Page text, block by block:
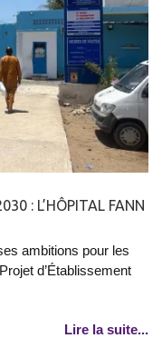
: L’HÔPITAL FANN
ambitions pour les
d’Établissement
Lire la suite...